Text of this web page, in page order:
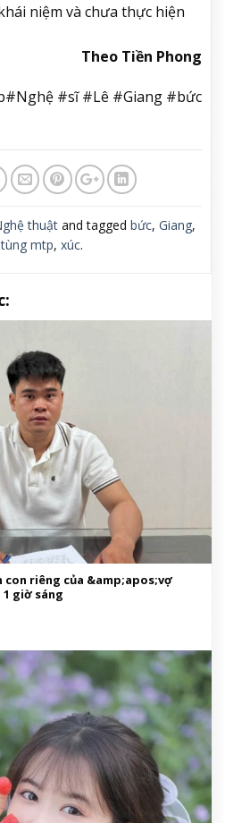
niệm và chưa thực hiện
Theo Tiền Phong
#sĩ #Lê #Giang #bức
thuật and tagged bức, Giang,
mtp, xúc.
con riêng của &amp;apos;vợ
giờ sáng